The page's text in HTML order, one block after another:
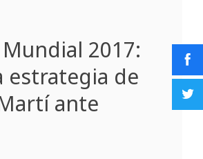
2017:
estrategia de
ante